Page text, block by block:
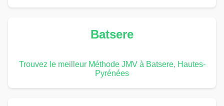
Batsere
Trouvez le meilleur Méthode JMV à Batsere, Hautes-
Pyrénées